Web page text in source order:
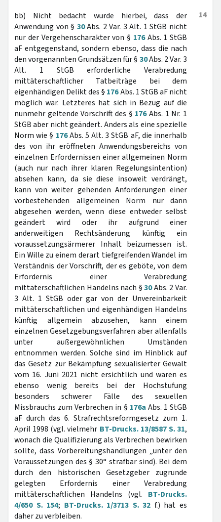
14
bb) Nicht bedacht wurde hierbei, dass der
Anwendung von § 30Abs. 2 Var. 3 Alt. 1 StGB nicht
nur der Vergehenscharakter von § 176Abs. 1 StGB
aF entgegenstand, sondern ebenso, dass die nach
den vorgenannten Grundsätzen für § 30Abs. 2 Var. 3
Alt. 1 StGB erforderliche Verabredung
mittäterschaftlicher Tatbeiträge bei dem
eigenhändigen Delikt des § 176Abs. 1 StGB aF nicht
möglich war. Letzteres hat sich in Bezug auf die
nunmehr geltende Vorschrift des § 176Abs. 1 Nr. 1
StGB aber nicht geändert. Anders als eine spezielle
Norm wie § 176Abs. 5 Alt. 3 StGB aF, die innerhalb
des von ihr eröffneten Anwendungsbereichs von
einzelnen Erfordernissen einer allgemeinen Norm
(auch nur nach ihrer klaren Regelungsintention)
absehen kann, da sie diese insoweit verdrängt,
kann von weiter gehenden Anforderungen einer
vorbestehenden allgemeinen Norm nur dann
abgesehen werden, wenn diese entweder selbst
geändert wird oder ihr aufgrund einer
anderweitigen Rechtsänderung künftig ein
voraussetzungsärmerer Inhalt beizumessen ist.
Ein Wille zu einem derart tiefgreifenden Wandel im
Verständnis der Vorschrift, der es geböte, von dem
Erfordernis einer Verabredung
mittäterschaftlichen Handelns nach §30Abs. 2 Var.
3 Alt. 1 StGB oder gar von der Unvereinbarkeit
mittäterschaftlichen und eigenhändigen Handelns
künftig allgemein abzusehen, kann einem
einzelnen Gesetzgebungsverfahren aber allenfalls
unter außergewöhnlichen Umständen
entnommen werden. Solche sind im Hinblick auf
das Gesetz zur Bekämpfung sexualisierter Gewalt
vom 16. Juni 2021 nicht ersichtlich und waren es
ebenso wenig bereits bei der Hochstufung
besonders schwerer Fälle des sexuellen
Missbrauchs zum Verbrechen in § 176a Abs. 1 StGB
aF durch das 6. Strafrechtsreformgesetz zum 1.
April 1998 (vgl. vielmehr BT-Drucks. 13/8587 S. 31,
wonach die Qualifizierung als Verbrechen bewirken
sollte, dass Vorbereitungshandlungen „unter den
Voraussetzungen des § 30“ strafbar sind). Bei dem
durch den historischen Gesetzgeber zugrunde
gelegten Erfordernis einer Verabredung
mittäterschaftlichen Handelns (vgl. BT-Drucks.
4/650 S. 154; BT-Drucks. 1/3713 S. 32 f.) hat es
daher zu verbleiben.